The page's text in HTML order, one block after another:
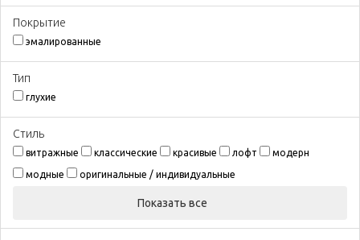
Покрытиe
эмалированные
Тип
глухие
Стиль
витражные классические красивые лофт модерн
модные оригинальные / индивидуальные
Показать все